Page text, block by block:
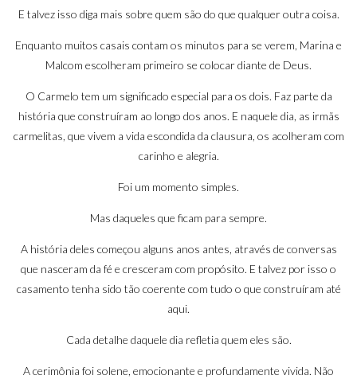
E talvez isso diga mais sobre quem são do que qualquer outra coisa.
Enquanto muitos casais contam os minutos para se verem, Marina e
Malcom escolheram primeiro se colocar diante de Deus.
O Carmelo tem um significado especial para os dois. Faz parte da
história que construíram ao longo dos anos. E naquele dia, as irmãs
carmelitas, que vivem a vida escondida da clausura, os acolheram com
carinho e alegria.
Foi um momento simples.
Mas daqueles que ficam para sempre.
A história deles começou alguns anos antes, através de conversas
que nasceram da fé e cresceram com propósito. E talvez por isso o
casamento tenha sido tão coerente com tudo o que construíram até
aqui.
Cada detalhe daquele dia refletia quem eles são.
A cerimônia foi solene, emocionante e profundamente vivida. Não